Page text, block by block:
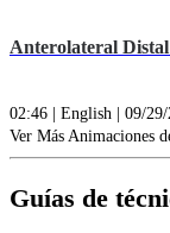
Anterolateral
02:46 | English | 09/
Ver Más Animaciones
Guías de